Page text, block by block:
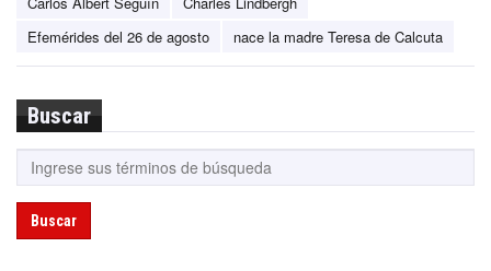
Efemérides del 26 de agosto
nace la madre Teresa de Calcuta
Buscar
Buscar